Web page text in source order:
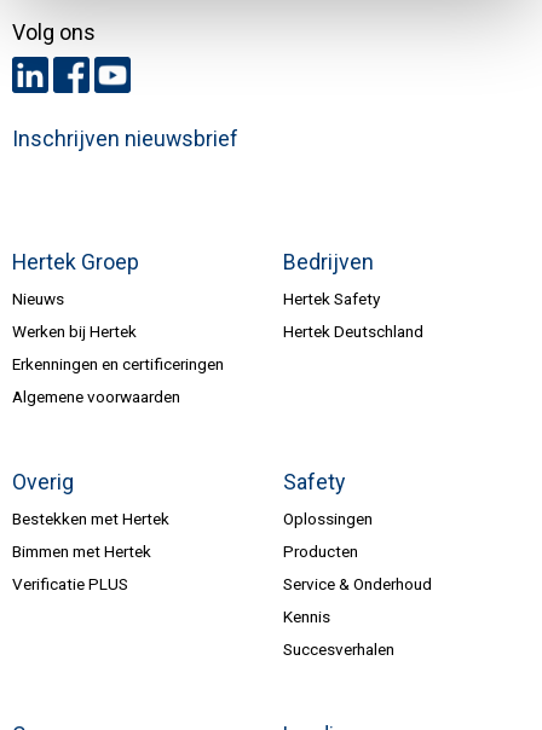
Hertek Groep
Nieuws
Werken bij Hertek
Erkenningen en certificeringen
Algemene voorwaarden
Bedrijven
Hertek Safety
Hertek Deutschland
Overig
Bestekken met Hertek
Bimmen met Hertek
Verificatie PLUS
Safety
Oplossingen
Producten
Service & Onderhoud
Kennis
Succesverhalen
Volg ons
Inschrijven nieuwsbrief